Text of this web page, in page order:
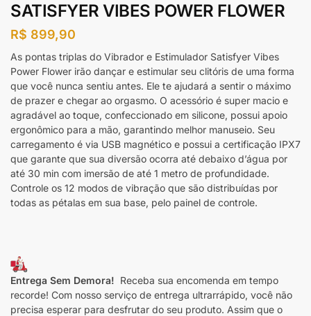
SATISFYER VIBES POWER FLOWER
R$ 899,90
As pontas triplas do Vibrador e Estimulador Satisfyer Vibes
Power Flower irão dançar e estimular seu clitóris de uma forma
que você nunca sentiu antes. Ele te ajudará a sentir o máximo
de prazer e chegar ao orgasmo. O acessório é super macio e
agradável ao toque, confeccionado em silicone, possui apoio
ergonômico para a mão, garantindo melhor manuseio. Seu
carregamento é via USB magnético e possui a certificação IPX7
que garante que sua diversão ocorra até debaixo d’água por
até 30 min com imersão de até 1 metro de profundidade.
Controle os 12 modos de vibração que são distribuídas por
todas as pétalas em sua base, pelo painel de controle.
Entrega Sem Demora! Receba sua encomenda em tempo
recorde! Com nosso serviço de entrega ultrarrápido, você não
precisa esperar para desfrutar do seu produto. Assim que o